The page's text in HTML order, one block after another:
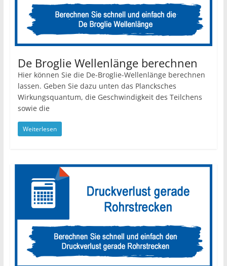
De Broglie Wellenlänge berechnen
Hier können Sie die De-Broglie-Wellenlänge berechnen
lassen. Geben Sie dazu unten das Plancksches
Wirkungsquantum, die Geschwindigkeit des Teilchens
sowie die
Weiterlesen